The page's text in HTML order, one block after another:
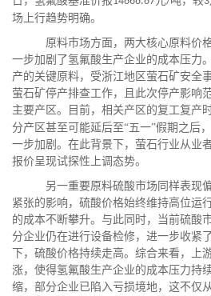
场上行趋势明确。
原料市场方面，两大核心原料价
一步加剧了氢氟酸生产企业的成本压力
产的关键原料，受浙江地区萤石矿安全
萤石矿停产排查工作，且此次停产影响
主要产区。目前，相关产区的复工复产
分产区甚至可能延后至“五一”假期之后
一步加剧。在此背景下，萤石行业从业
报价呈现试探性上调态势。
另一重要原料硫酸市场同样表现
紧张的影响，硫酸价格始终维持高位运
的成本不断攀升。与此同时，当前硫酸
分企业仍在进行设备检修，进一步收紧
下，硫酸价格持续走高。综合来看，上
涨，使得氢氟酸生产企业的成本压力持
缩，部分企业已陷入亏损境地，这不仅